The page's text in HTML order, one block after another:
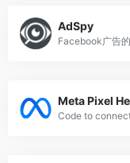
AdSpy
Facebook广告的
Meta Pixel